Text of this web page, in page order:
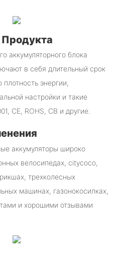
аккумуляторного блока
в себя длительный срок
энергии,
настройки и такие
CE, ROHS, CB и другие.
аккумуляторы широко
велосипедах, citycoco,
трехколесных
машинах, газонокосилках,
и хорошими отзывами